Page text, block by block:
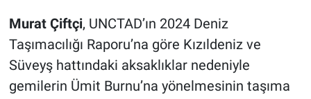
Murat Çiftçi, UNCTAD’ın 2024 Deniz
Taşımacılığı Raporu’na göre Kızıldeniz ve
Süveyş hattındaki aksaklıklar nedeniyle
gemilerin Ümit Burnu’na yönelmesinin taşıma